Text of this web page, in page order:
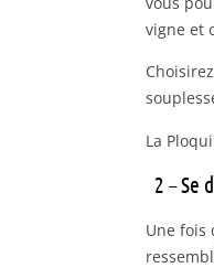
vigne et
La
2 – Se
Une fois